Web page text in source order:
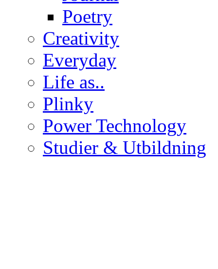
Poetry
Creativity
Everyday
Life as..
Plinky
Power Technology
Studier & Utbildning